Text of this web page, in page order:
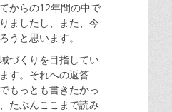
からの12年間の中で
ましたし、また、今
うと思います。
づくりを目指してい
す。それへの返答
もっとも書きたかっ
たぶんここまで読み